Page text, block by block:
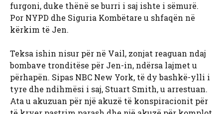
furgoni, duke thënë se burri i saj ishte i sëmurë.
Por NYPD dhe Siguria Kombëtare u shfaqën në
kërkim të Jen.
Teksa ishin nisur për në Vail, zonjat reaguan ndaj
bombave tronditëse për Jen-in, ndërsa lajmet u
përhapën. Sipas NBC New York, të dy bashkë-ylli i
tyre dhe ndihmësi i saj, Stuart Smith, u arrestuan.
Ata u akuzuan për një akuzë të konspiracionit për